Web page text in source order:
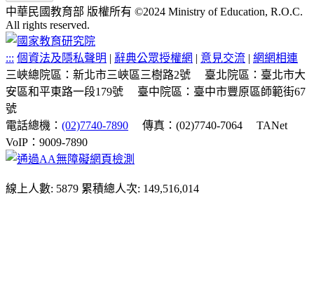
中華民國教育部 版權所有 ©2024 Ministry of Education, R.O.C.
All rights reserved.
::: 個資法及隱私聲明 | 辭典公眾授權網 | 意見交流 | 網網相連
三峽總院區：新北市三峽區三樹路2號
臺北院區：臺北市大
安區和平東路一段179號
臺中院區：臺中市豐原區師範街67
號
電話總機： (02)7740-7890 傳真：(02)7740-7064
TANet
VoIP：9009-7890
線上人數: 5879 累積總人次: 149,516,014